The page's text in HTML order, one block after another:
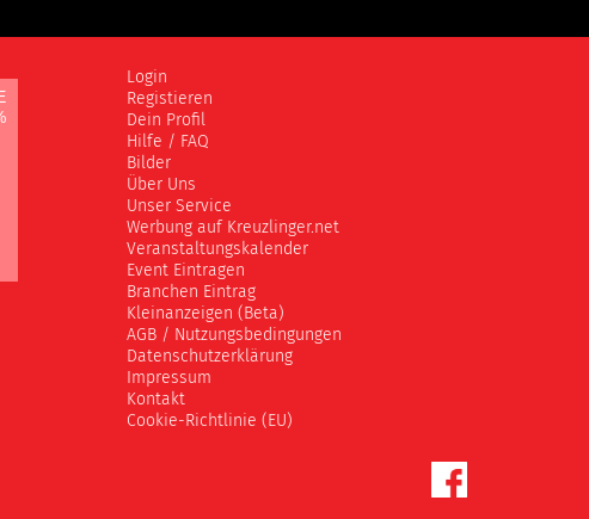
Login
Registieren
Dein Profil
Hilfe / FAQ
Bilder
Über Uns
Unser Service
Werbung auf Kreuzlinger.net
Veranstaltungskalender
Event Eintragen
Branchen Eintrag
Kleinanzeigen (Beta)
AGB / Nutzungsbedingungen
Datenschutzerklärung
Impressum
Kontakt
Cookie-Richtlinie (EU)